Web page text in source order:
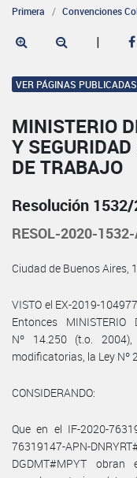
Primera Convenciones
|
VER PÁGINAS PUBLICADAS
MINISTERIO
Y
DE TRABAJO
Resolución
RESOL-2020-
Ciudad de Buenos
VISTO el EX-2019-
Entonces
Nº 14.250 (t.o.
modificatorias, la Ley Nº
CONSIDERANDO:
Que en el IF-2020-
76319147-APN-
DGDMT#MPYT